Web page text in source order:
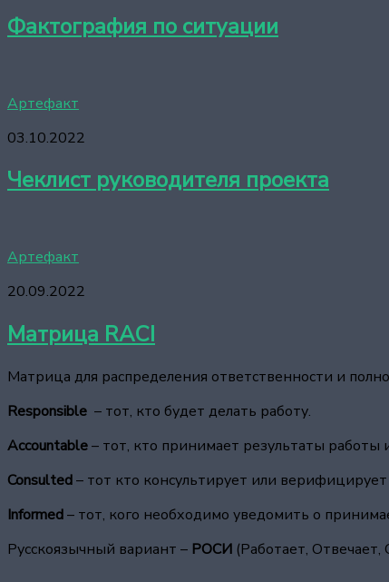
Фактография по ситуации
Артефакт
03.10.2022
Чеклист руководителя проекта
Артефакт
20.09.2022
Матрица RACI
Матрица для распределения ответственности и
Responsible – тот, кто будет делать работу.
Accountable– тот, кто принимает результаты работы
Consulted– тот кто консультирует или
Informed– тот, кого необходимо уведомить о
Русскоязычный вариант – РОСИ (Работает,